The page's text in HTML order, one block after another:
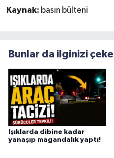
Kaynak: basın bülteni
Bunlar da ilginizi
Işıklarda dibine kadar
yanaşıp magandalık yaptı!